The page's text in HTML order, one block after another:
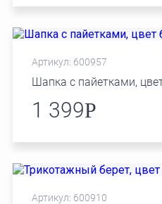
Артикул: 600957
Шапка с пайетками,
1 399Р
Артикул: 600910